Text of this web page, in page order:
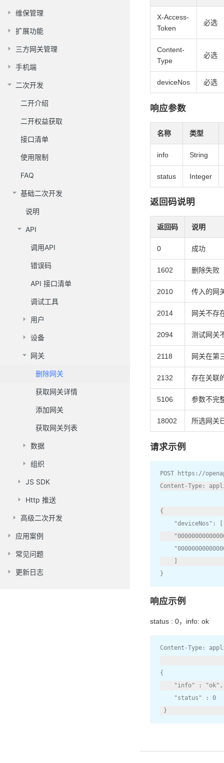
维保管理
扩展功能
三方网关管理
手机端
二次开发
二开介绍
二开权益获取
接口清单
使用限制
FAQ
基础二次开发
说明
API
调用API
错误码
API 接口清单
调试工具
用户
设备
网关
删除网关
获取网关详情
添加网关
获取网关列表
数据
组织
JS SDK
Http 推送
高级二次开发
应用案例
常见问题
更新日志
X-Access-
Token
必选
Content-
Type
必选
deviceNos 必选
响应参数
名称 类型
info String
status Integer
返回码说明
返回码 说明
0 成功
1602 删除失败
2010 传入的网
2014 网关不存
2094 测试网关
2118 网关在第
2132 存在关联
5106 参数不完
18002 所选网关
请求示例
POST https : //
Content -Type :
{
"deviceNos" :
[
]
}
响应示例
status : 0，info: ok
Content -Type :
{
"info"
: "ok" ,
"status"
:
0
}